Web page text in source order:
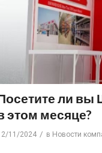
ли вы
этом месяце?
11/2024 / в Новости